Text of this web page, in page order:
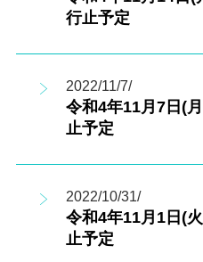
行止予定
2022/11/7/
令和4年11月7日(
止予定
2022/10/31/
令和4年11月1日(
止予定